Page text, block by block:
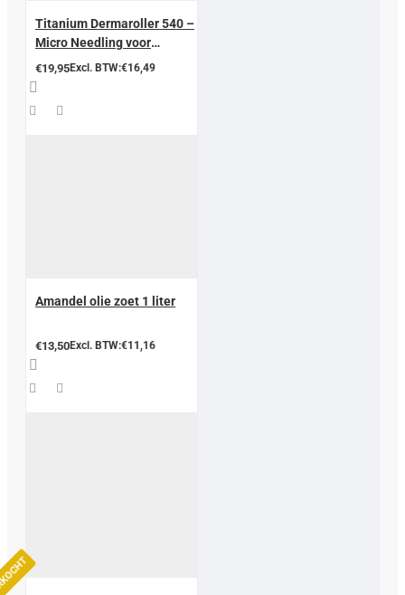
Titanium Dermaroller 540 –
Micro Needling voor
Huidverjonging
€19,95Excl. BTW:€16,49
Amandel olie zoet 1 liter
€13,50Excl. BTW:€11,16